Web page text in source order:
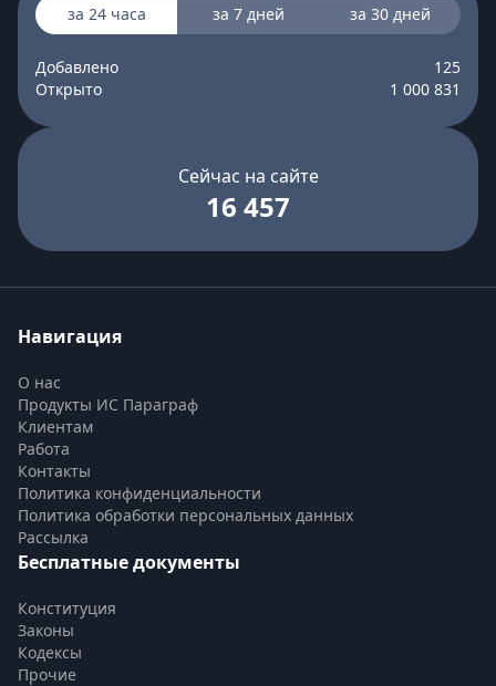
за 24 часа за 7 дней за 30 дней
Добавлено
125
Открыто
1 000 831
Сейчас на сайте
16 457
Навигация
О нас
Продукты ИС Параграф
Клиентам
Работа
Контакты
Политика конфиденциальности
Политика обработки персональных данных
Рассылка
Бесплатные документы
Конституция
Законы
Кодексы
Прочие